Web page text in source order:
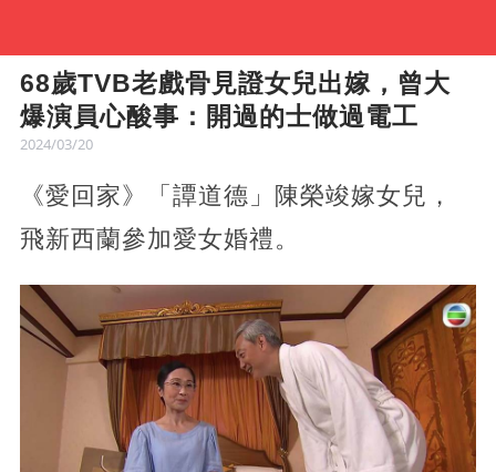
68歲TVB老戲骨見證女兒出嫁，曾大
爆演員心酸事：開過的士做過電工
2024/03/20
《愛回家》「譚道德」陳榮竣嫁女兒，
飛新西蘭參加愛女婚禮。